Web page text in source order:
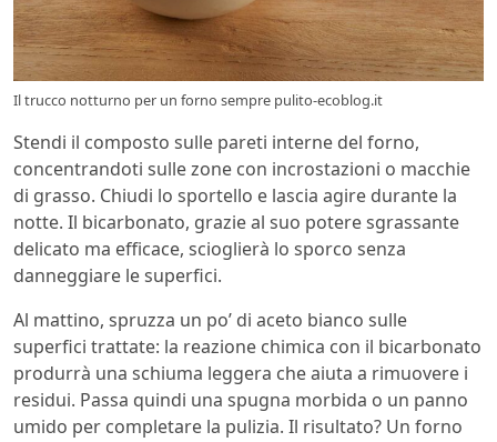
Il trucco notturno per un forno sempre pulito-ecoblog.it
Stendi il composto sulle pareti interne del forno,
concentrandoti sulle zone con incrostazioni o macchie
di grasso. Chiudi lo sportello e lascia agire durante la
notte. Il bicarbonato, grazie al suo potere sgrassante
delicato ma efficace, scioglierà lo sporco senza
danneggiare le superfici.
Al mattino, spruzza un po’ di aceto bianco sulle
superfici trattate: la reazione chimica con il bicarbonato
produrrà una schiuma leggera che aiuta a rimuovere i
residui. Passa quindi una spugna morbida o un panno
umido per completare la pulizia. Il risultato? Un forno